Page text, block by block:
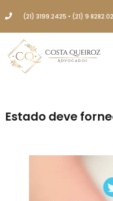
(21) 3199.2425 • (21) 9
Estado deve